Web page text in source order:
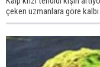
çeken uzmanlara göre